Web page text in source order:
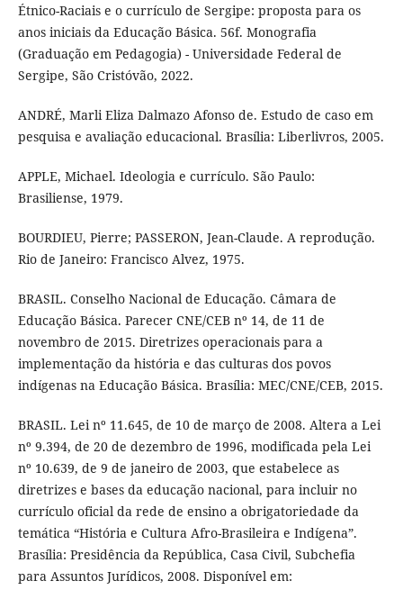
Étnico-Raciais e o currículo de Sergipe: proposta para os
anos iniciais da Educação Básica. 56f. Monografia
(Graduação em Pedagogia) - Universidade Federal de
Sergipe, São Cristóvão, 2022.
ANDRÉ, Marli Eliza Dalmazo Afonso de. Estudo de caso em
pesquisa e avaliação educacional. Brasília: Liberlivros, 2005.
APPLE, Michael. Ideologia e currículo. São Paulo:
Brasiliense, 1979.
BOURDIEU, Pierre; PASSERON, Jean-Claude. A reprodução.
Rio de Janeiro: Francisco Alvez, 1975.
BRASIL. Conselho Nacional de Educação. Câmara de
Educação Básica. Parecer CNE/CEB nº 14, de 11 de
novembro de 2015. Diretrizes operacionais para a
implementação da história e das culturas dos povos
indígenas na Educação Básica. Brasília: MEC/CNE/CEB, 2015.
BRASIL. Lei nº 11.645, de 10 de março de 2008. Altera a Lei
nº 9.394, de 20 de dezembro de 1996, modificada pela Lei
nº 10.639, de 9 de janeiro de 2003, que estabelece as
diretrizes e bases da educação nacional, para incluir no
currículo oficial da rede de ensino a obrigatoriedade da
temática “História e Cultura Afro-Brasileira e Indígena”.
Brasília: Presidência da República, Casa Civil, Subchefia
para Assuntos Jurídicos, 2008. Disponível em: